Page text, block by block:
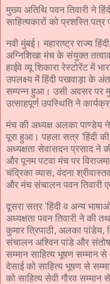
मुख्य अतिथि पवन तिवारी ने
साहित्यकारों को प्रशस्ति पत्र
नवी मुंबई। महाराष्ट्र राज्य
अग्निशिखा मंच के संयुक्त
हाईवे व्यू शिकारा रेस्टोरेंट में
उपलक्ष्य में हिंदी पखवाड़ा के
सम्पन्न हुआ। उसी अवसर पर
उत्साहपूर्ण उपस्थिति ने
मंच की अध्यक्ष अलका पाण्डेय
पूरा हुआ। पहला सत्र 'हिंदी
अध्यक्षता सेवासदन प्रसाद ने
और पूनम पटवा मंच पर
चंद्रिका व्यास, वंदना
और मंच संचालन पवन तिवारी
दूसरा सत्र 'हिंदी व अन्य
अध्यक्षता पवन तिवारी ने की
कुमार त्रिपाठी, अलका
संचालन अश्विन पांडे और संतोष
सम्मान साहित्य भूषण सम्मान
देसाई को साहित्य भूषण से
को साहित्य सेवी गौरव सम्मान